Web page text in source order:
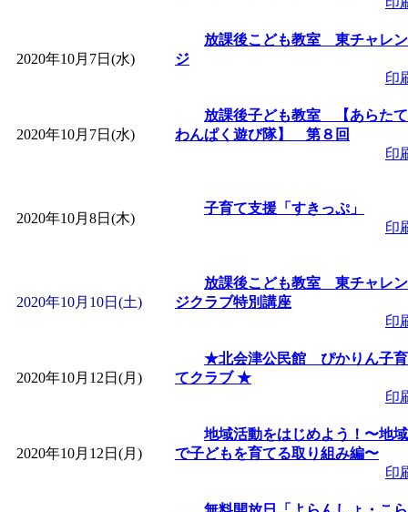
間：2026/08/10～2026/
赤ちゃん交流広場
間：2026/08/10～2026/
「みなづる号乗車体
「堂島地区歴史ウオ
」 受付期間：～
「みなづる号乗車体
de 健康づくり」」 受
皆鶴姫のこびる塾
2020年10月7日(水)
放課後こども教室 東チャレン
ジ
印
2020年10月7日(水)
放課後子ども教室 【あらたて
わんぱく遊び隊】 第８回
印
2020年10月8日(木)
子育て支援「すきっぷ」
印
2020年10月10日(土)
放課後こども教室 東チャレン
ジクラブ特別講座
印
2020年10月12日(月)
★北会津公民館 ぴかりん子育
てクラブ ★
印
2020年10月12日(月)
地域活動をはじめよう！〜地域
で子どもを育てる取り組み編〜
印